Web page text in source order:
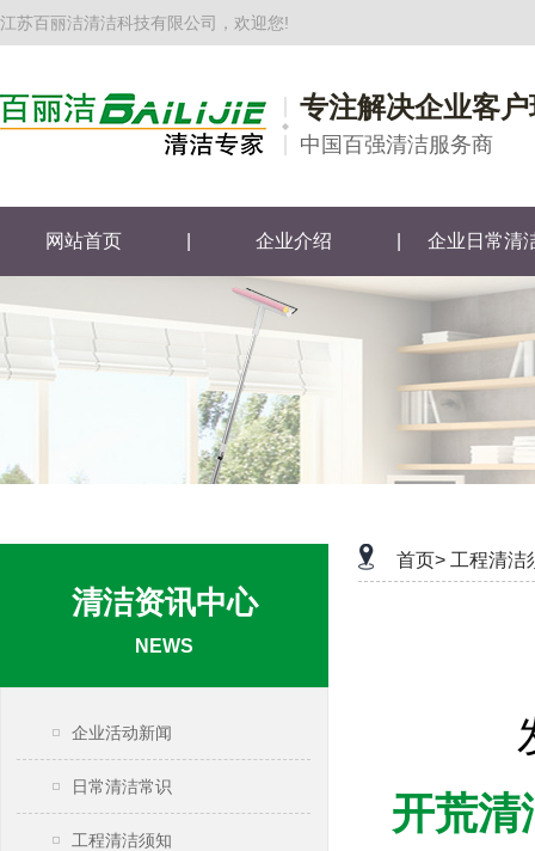
江苏百丽洁清洁科技有限公司，欢迎您!
专注解决企业客
中国百强清洁服务商
网站首页 企业介绍 企业日常清
清洁资讯中心
NEWS
企业活动新闻
日常清洁常识
工程清洁须知
首页> 工程清洁
开荒清